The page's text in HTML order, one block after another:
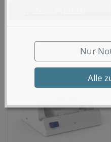
Nur
Alle
Zum Produkt